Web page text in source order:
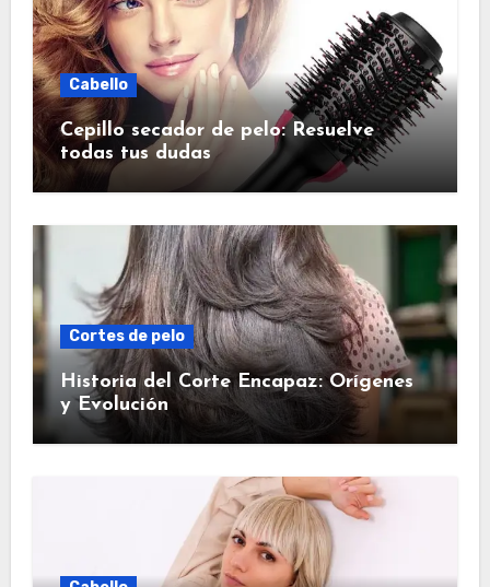
Cabello
Cepillo secador de pelo: Resuelve
todas tus dudas
Cortes de pelo
Historia del Corte Encapaz: Orígenes
y Evolución